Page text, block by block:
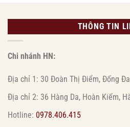
THÔNG TIN
Chi nhánh HN:
Địa chỉ 1: 30 Đoàn Thị Điểm, Đống
Địa chỉ 2: 36 Hàng Da, Hoàn Kiếm,
Hotline: 0978.406.415